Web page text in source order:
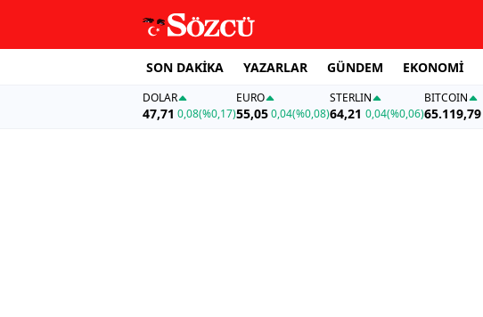
SON DAKİKA YAZARLAR GÜNDEM EKONOMİ
DOLAR
47,71 0,08(%0,17)
EURO
55,05 0,04(%0,08)
STERLIN
64,21 0,04(%0,06)
BITCOIN
65.119,79